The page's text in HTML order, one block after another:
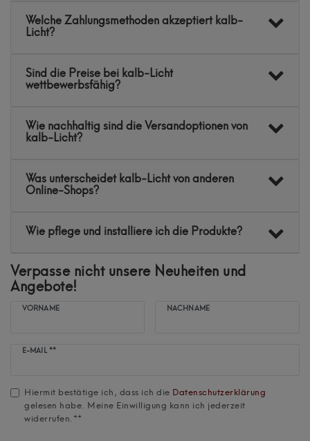
Welche Zahlungsmethoden akzeptiert kalb-
Licht?
Sind die Preise bei kalb-Licht
wettbewerbsfähig?
Wie nachhaltig sind die Versandoptionen von
kalb-Licht?
Was unterscheidet kalb-Licht von anderen
Online-Shops?
Wie pflege und installiere ich die Produkte?
Verpasse nicht unsere Neuheiten und
Angebote!
VORNAME NACHNAME
E-MAIL **
Newsletter
Hiermit bestätige ich, dass ich die Daten­schutz­erklärung
gelesen habe. Meine Einwilligung kann ich jederzeit
widerrufen.**